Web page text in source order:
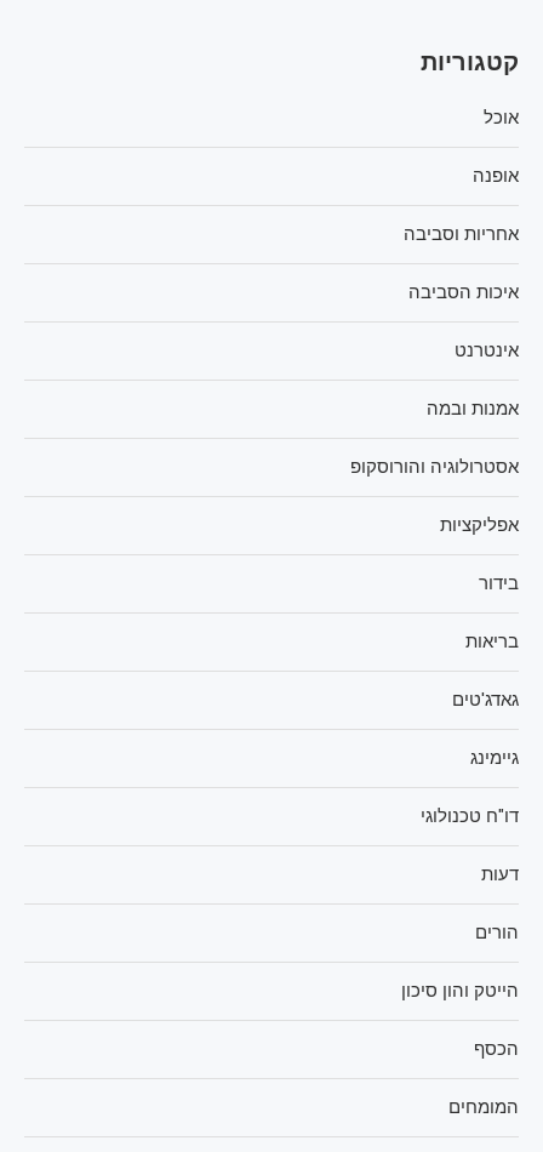
קטגוריות
אוכל
אופנה
אחריות וסביבה
איכות הסביבה
אינטרנט
אמנות ובמה
אסטרולוגיה והורוסקופ
אפליקציות
בידור
בריאות
גאדג'טים
גיימינג
דו"ח טכנולוגי
דעות
הורים
הייטק והון סיכון
הכסף
המומחים